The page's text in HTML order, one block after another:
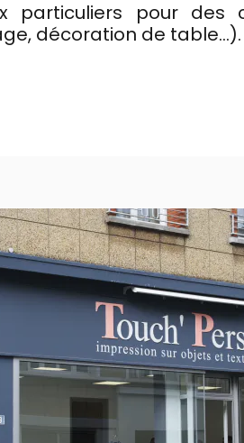
particuliers pour des
décoration de table…).